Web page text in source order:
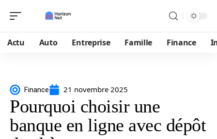
Actu Auto Entreprise Famille Finance
Finance 21 novembre 2025
Pourquoi choisir une
banque en ligne avec dépôt